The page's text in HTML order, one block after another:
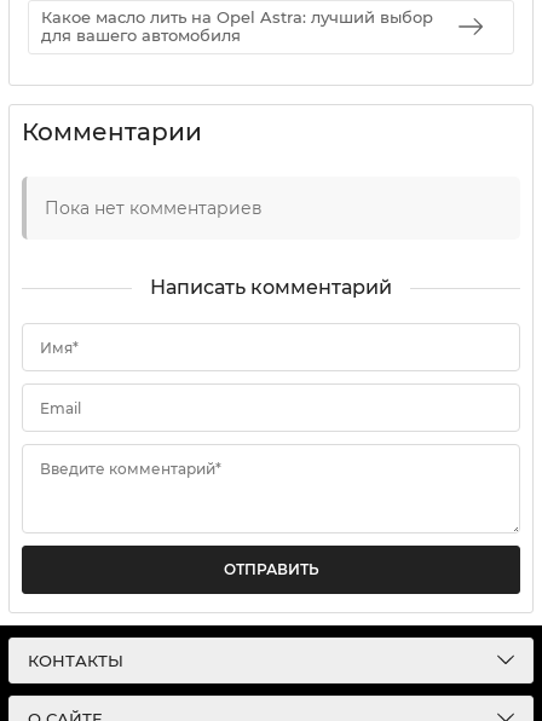
Какое масло лить на Opel Astra: лучший выбор
для вашего автомобиля
Комментарии
Пока нет комментариев
Написать комментарий
Имя*
Email
Введите комментарий*
ОТПРАВИТЬ
КОНТАКТЫ